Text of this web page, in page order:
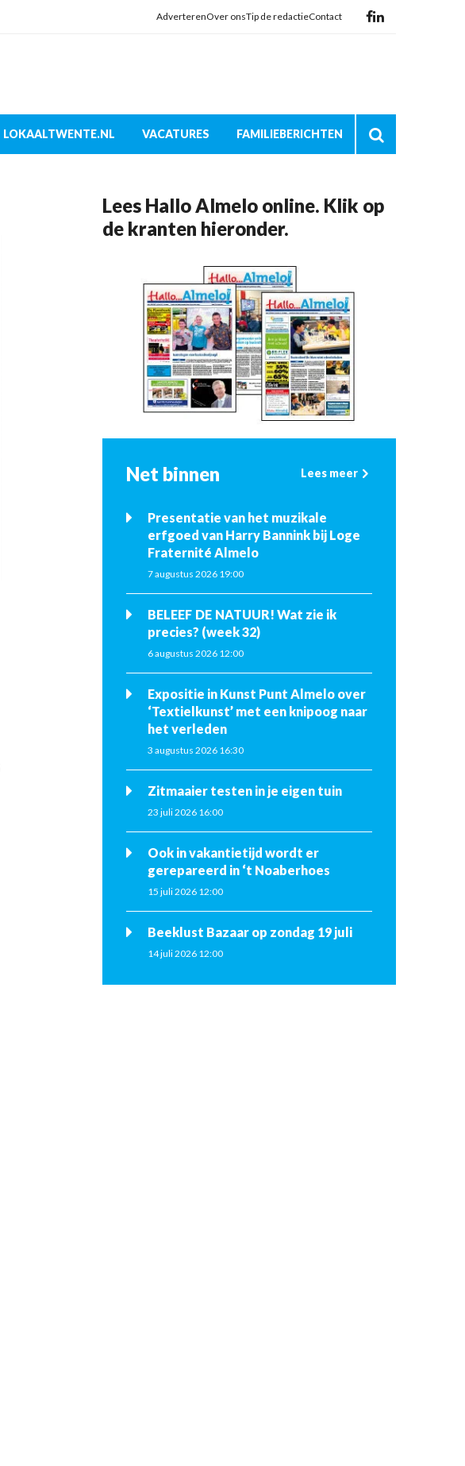
AdverterenOver onsTip de redactieContact
LOKAALTWENTE.NL VACATURES FAMILIEBERICHTEN
Lees Hallo Almelo online. Klik op
de kranten hieronder.
Net binnen Lees meer
Presentatie van het muzikale
erfgoed van Harry Bannink bij Loge
Fraternité Almelo
7 augustus 2026 19:00
BELEEF DE NATUUR! Wat zie ik
precies? (week 32)
6 augustus 2026 12:00
Expositie in Kunst Punt Almelo over
‘Textielkunst’ met een knipoog naar
het verleden
3 augustus 2026 16:30
Zitmaaier testen in je eigen tuin
23 juli 2026 16:00
Ook in vakantietijd wordt er
gerepareerd in ‘t Noaberhoes
15 juli 2026 12:00
Beeklust Bazaar op zondag 19 juli
14 juli 2026 12:00